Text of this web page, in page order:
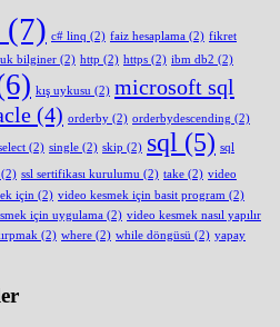
(7) c# linq (2) faiz hesaplama (2) fikret
bilginer (2) http (2) https (2) ibm db2 (2)
kış uykusu (2) microsoft sql
(4) orderby (2) orderbydescending (2)
(2) single (2) skip (2) sql (5) sql
(2) ssl sertifikası kurulumu (2) take (2) video
için (2) video kesmek için basit program (2)
için uygulama (2) video kesmek nasıl yapılır
(2) where (2) while döngüsü (2) yapay